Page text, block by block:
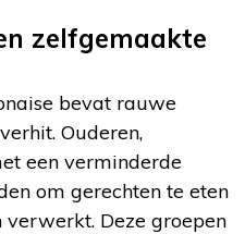
zelfgemaakte
bevat rauwe
Ouderen,
een verminderde
om gerechten te eten
Deze groepen